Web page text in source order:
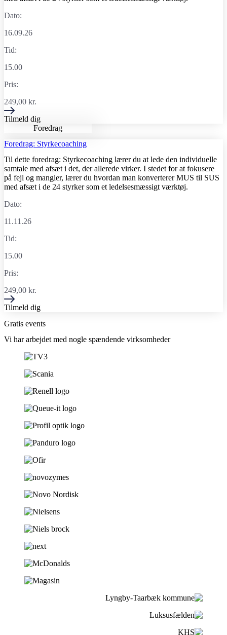
Dato:
16.09.26
Tid:
15.00
Pris:
249,00 kr.
Tilmeld dig
Foredrag
Foredrag: Styrkecoaching
Til dette foredrag: Styrkecoaching lærer du at lede den individuelle
samtale med afsæt i det, der allerede virker. I stedet for at fokusere
på fejl og mangler, lærer du hvordan man konverterer MUS til SUS
med afsæt i de 24 styrker som et ledelsesmæssigt værktøj.
Dato:
11.11.26
Tid:
15.00
Pris:
249,00 kr.
Tilmeld dig
Gratis events
Vi har arbejdet med nogle spændende virksomheder